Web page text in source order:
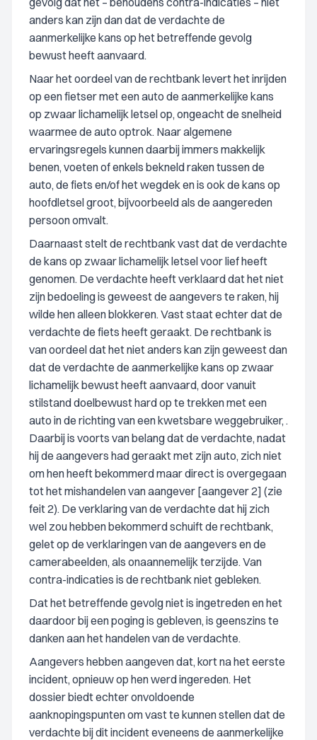
anders kan zijn dan dat de verdachte de
aanmerkelijke kans op het betreffende gevolg
bewust heeft aanvaard.
Naar het oordeel van de rechtbank levert het inrijden
op een fietser met een auto de aanmerkelijke kans
op zwaar lichamelijk letsel op, ongeacht de snelheid
waarmee de auto optrok. Naar algemene
ervaringsregels kunnen daarbij immers makkelijk
benen, voeten of enkels bekneld raken tussen de
auto, de fiets en/of het wegdek en is ook de kans op
hoofdletsel groot, bijvoorbeeld als de aangereden
persoon omvalt.
Daarnaast stelt de rechtbank vast dat de verdachte
de kans op zwaar lichamelijk letsel voor lief heeft
genomen. De verdachte heeft verklaard dat het niet
zijn bedoeling is geweest de aangevers te raken, hij
wilde hen alleen blokkeren. Vast staat echter dat de
verdachte de fiets heeft geraakt. De rechtbank is
van oordeel dat het niet anders kan zijn geweest dan
dat de verdachte de aanmerkelijke kans op zwaar
lichamelijk bewust heeft aanvaard, door vanuit
stilstand doelbewust hard op te trekken met een
auto in de richting van een kwetsbare weggebruiker, .
Daarbij is voorts van belang dat de verdachte, nadat
hij de aangevers had geraakt met zijn auto, zich niet
om hen heeft bekommerd maar direct is overgegaan
tot het mishandelen van aangever [aangever 2] (zie
feit 2). De verklaring van de verdachte dat hij zich
wel zou hebben bekommerd schuift de rechtbank,
gelet op de verklaringen van de aangevers en de
camerabeelden, als onaannemelijk terzijde. Van
contra-indicaties is de rechtbank niet gebleken.
Dat het betreffende gevolg niet is ingetreden en het
daardoor bij een poging is gebleven, is geenszins te
danken aan het handelen van de verdachte.
Aangevers hebben aangeven dat, kort na het eerste
incident, opnieuw op hen werd ingereden. Het
dossier biedt echter onvoldoende
aanknopingspunten om vast te kunnen stellen dat de
verdachte bij dit incident eveneens de aanmerkelijke